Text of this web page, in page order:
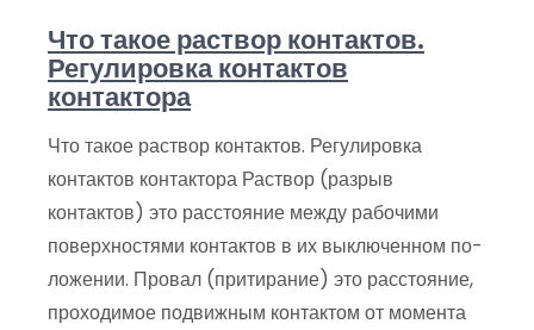
Что такое раствор контактов.
Регулировка контактов
контактора
Что такое раствор контактов. Регулировка
контактов контактора Раствор (разрыв
контактов) это расстояние между рабочими
поверхностями контактов в их выключенном по­
ложении. Провал (притирание) это расстояние,
проходимое подвижным контактом от момента